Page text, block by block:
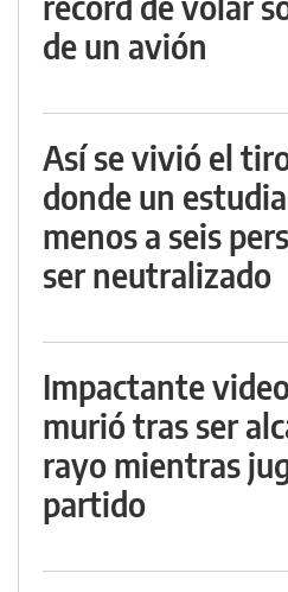
de un avión
Así se vivió el
donde un
menos a seis
ser neutralizado
Impactante
murió tras ser
rayo mientras
partido